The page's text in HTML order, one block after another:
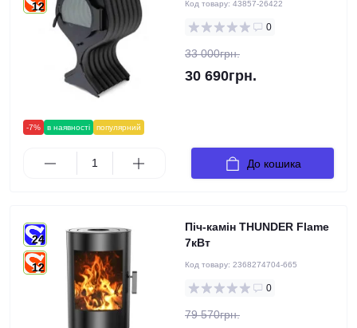
-7% в наявності популярний
12 Код товару: 43857-26422
0
33 000грн.
30 690грн.
До кошика
24
12
Піч-камін THUNDER Flame
7кВт
Код товару: 2368274704-665
0
79 570грн.